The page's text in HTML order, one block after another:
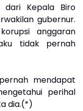
dari Kepala Biro
gubernur.
anggaran
tidak pernah
mendapat
perihal
dia.(*)